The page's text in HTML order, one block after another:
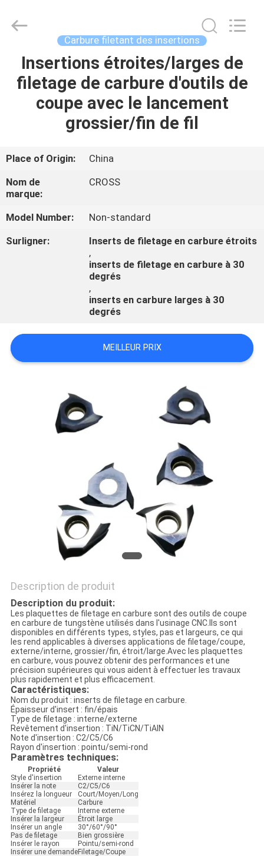
APERÇU
PRODUITS
PROPOS
DE
NOUS
VISITE
LA
QUALITÉ
CONTACT
NOUVELLES
commande
numérique
Copyright
cnccarbideinserts.com.
Carbure filetant des insertions
Insertions étroites/larges de
filetage de carbure d'outils de
coupe avec le lancement
grossier/fin de fil
Place of Origin:
China
Nom de
marque:
CROSS
Model Number:
Non-standard
Surligner:
Inserts de filetage en carbure étroits
,
inserts de filetage en carbure à 30
degrés
,
inserts en carbure larges à 30
degrés
MEILLEUR PRIX
Description de produit
Description du produit:
Les plaquettes de filetage en carbure sont des outils de coupe
en carbure de tungstène utilisés dans l'usinage CNC.Ils sont
disponibles en différents types, styles, pas et largeurs, ce qui
les rend applicables à diverses applications de filetage/coupe,
externe/interne, grossier/fin, étroit/large.Avec les plaquettes
en carbure, vous pouvez obtenir des performances et une
précision supérieures qui vous aident à effectuer les travaux
plus rapidement et plus efficacement.
Caractéristiques:
Nom du produit : inserts de filetage en carbure.
Épaisseur d'insert : fin/épais
Type de filetage : interne/externe
Revêtement d'insertion : TiN/TiCN/TiAlN
Note d'insertion : C2/C5/C6
Rayon d'insertion : pointu/semi-rond
Paramètres techniques:
Propriété
Valeur
Style d'insertion
Externe interne
Insérer la note
C2/C5/C6
Insérez la longueur
Court/Moyen/Long
Matériel
Carbure
Type de filetage
Interne externe
Insérer la largeur
Étroit large
Insérer un angle
30°/60°/90°
Pas de filetage
Bien grossière
Insérer le rayon
Pointu/semi-rond
Insérer une demandeFiletage/Coupe